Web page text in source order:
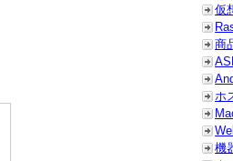
仮
商
ホ
機